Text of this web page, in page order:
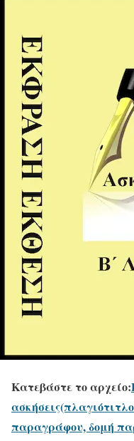
Κατεβάστε το αρχείο:
παραγράφου, δομή